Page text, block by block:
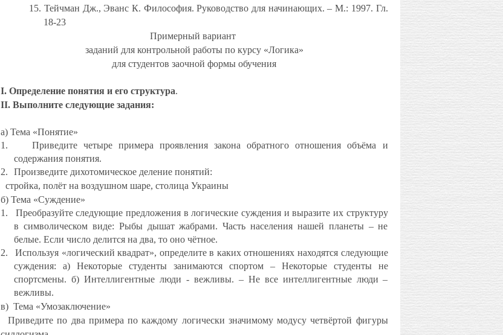
15. Тейчман Дж., Эванс К. Философия. Руководство для начинающих. – М.: 1997. Гл.
18-23
Примерный вариант
заданий для контрольной работы по курсу «Логика»
для студентов заочной формы обучения
І. Определение понятия и его структура.
ІІ. Выполните следующие задания:
а) Тема «Понятие»
1.
Приведите четыре примера проявления закона обратного отношения объёма и
содержания понятия.
2.
Произведите дихотомическое деление понятий:
стройка, полёт на воздушном шаре, столица Украины
б) Тема «Суждение»
1.
Преобразуйте следующие предложения в логические суждения и выразите их структуру
в символическом виде: Рыбы дышат жабрами. Часть населения нашей планеты – не
белые. Если число делится на два, то оно чётное.
2.
Используя «логический квадрат», определите в каких отношениях находятся следующие
суждения: а) Некоторые студенты занимаются спортом – Некоторые студенты не
спортсмены. б) Интеллигентные люди - вежливы. – Не все интеллигентные люди –
вежливы.
в) Тема «Умозаключение»
Приведите по два примера по каждому логически значимому модусу четвёртой фигуры